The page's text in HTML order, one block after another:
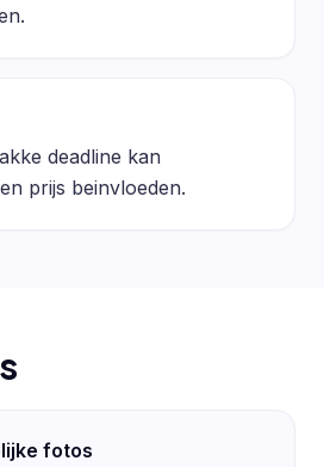
deadline kan
prijs beinvloeden.
fotos